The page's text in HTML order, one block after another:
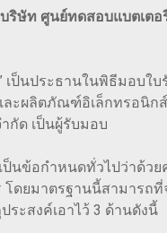
ริษัท ศูนย์ทดสอบแบตเ
ป็นประธานในพิธีมอบใ
ละผลิตภัณฑ์อิเล็กทรอนิ
กัด เป็นผู้รับมอบ
นข้อกำหนดทั่วไปว่าด้
ยมาตรฐานนี้สามารถ
ะสงค์เอาไว้ 3 ด้านดังนี้